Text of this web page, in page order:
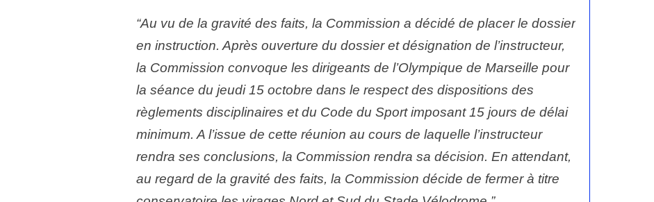
“Au vu de la gravité des faits, la Commission a décidé de placer le dossier
en instruction. Après ouverture du dossier et désignation de l’instructeur,
la Commission convoque les dirigeants de l’Olympique de Marseille pour
la séance du jeudi 15 octobre dans le respect des dispositions des
règlements disciplinaires et du Code du Sport imposant 15 jours de délai
minimum. A l’issue de cette réunion au cours de laquelle l’instructeur
rendra ses conclusions, la Commission rendra sa décision. En attendant,
au regard de la gravité des faits, la Commission décide de fermer à titre